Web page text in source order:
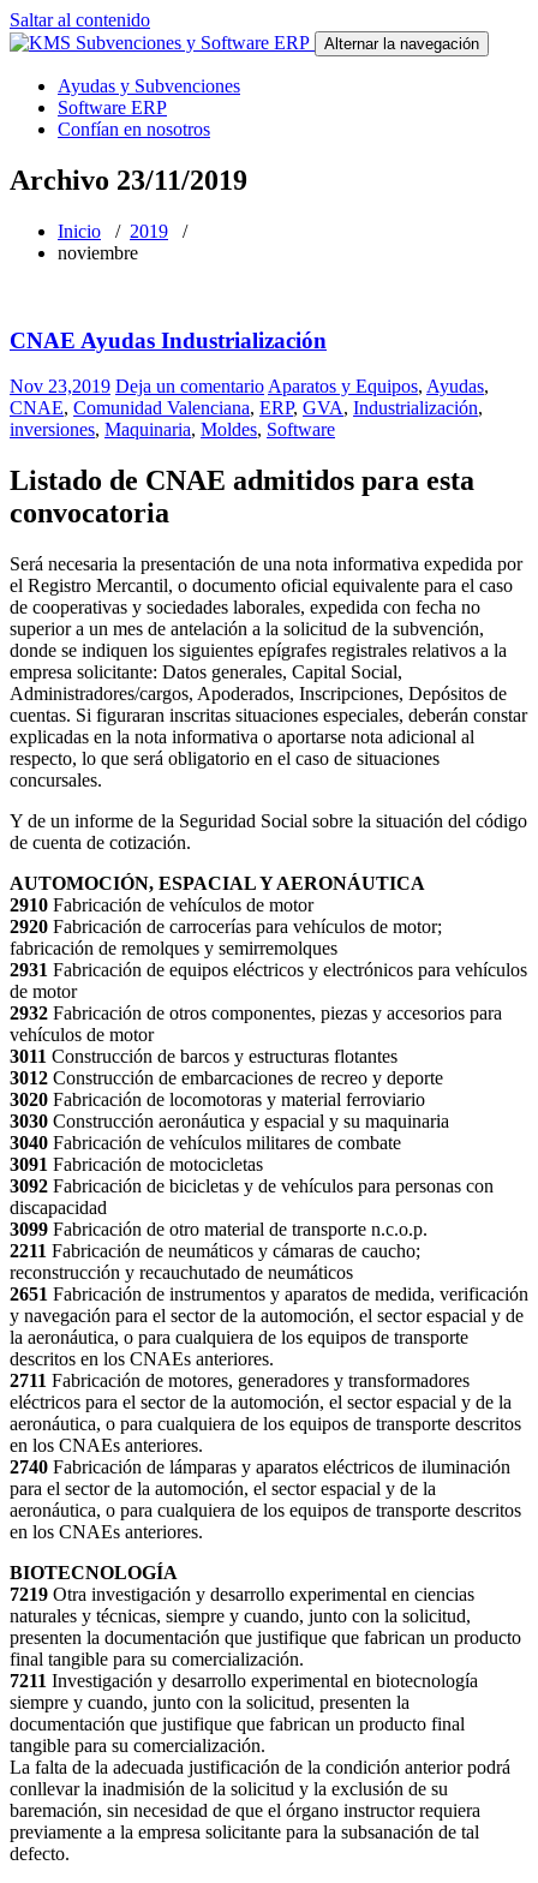
Saltar al contenido
Alternar la navegación
Ayudas y Subvenciones
Software ERP
Confían en nosotros
Archivo 23/11/2019
Inicio / 2019 /
noviembre
CNAE Ayudas Industrialización
Nov 23,2019 Deja un comentario Aparatos y Equipos, Ayudas,
CNAE, Comunidad Valenciana, ERP, GVA, Industrialización,
inversiones, Maquinaria, Moldes, Software
Listado de CNAE admitidos para esta
convocatoria
Será necesaria la presentación de una nota informativa expedida por
el Registro Mercantil, o documento oficial equivalente para el caso
de cooperativas y sociedades laborales, expedida con fecha no
superior a un mes de antelación a la solicitud de la subvención,
donde se indiquen los siguientes epígrafes registrales relativos a la
empresa solicitante: Datos generales, Capital Social,
Administradores/cargos, Apoderados, Inscripciones, Depósitos de
cuentas. Si figuraran inscritas situaciones especiales, deberán constar
explicadas en la nota informativa o aportarse nota adicional al
respecto, lo que será obligatorio en el caso de situaciones
concursales.
Y de un informe de la Seguridad Social sobre la situación del código
de cuenta de cotización.
AUTOMOCIÓN, ESPACIAL Y AERONÁUTICA
2910 Fabricación de vehículos de motor
2920 Fabricación de carrocerías para vehículos de motor;
fabricación de remolques y semirremolques
2931 Fabricación de equipos eléctricos y electrónicos para vehículos
de motor
2932 Fabricación de otros componentes, piezas y accesorios para
vehículos de motor
3011 Construcción de barcos y estructuras flotantes
3012 Construcción de embarcaciones de recreo y deporte
3020 Fabricación de locomotoras y material ferroviario
3030 Construcción aeronáutica y espacial y su maquinaria
3040 Fabricación de vehículos militares de combate
3091 Fabricación de motocicletas
3092 Fabricación de bicicletas y de vehículos para personas con
discapacidad
3099 Fabricación de otro material de transporte n.c.o.p.
2211 Fabricación de neumáticos y cámaras de caucho;
reconstrucción y recauchutado de neumáticos
2651 Fabricación de instrumentos y aparatos de medida, verificación
y navegación para el sector de la automoción, el sector espacial y de
la aeronáutica, o para cualquiera de los equipos de transporte
descritos en los CNAEs anteriores.
2711 Fabricación de motores, generadores y transformadores
eléctricos para el sector de la automoción, el sector espacial y de la
aeronáutica, o para cualquiera de los equipos de transporte descritos
en los CNAEs anteriores.
2740 Fabricación de lámparas y aparatos eléctricos de iluminación
para el sector de la automoción, el sector espacial y de la
aeronáutica, o para cualquiera de los equipos de transporte descritos
en los CNAEs anteriores.
BIOTECNOLOGÍA
7219 Otra investigación y desarrollo experimental en ciencias
naturales y técnicas, siempre y cuando, junto con la solicitud,
presenten la documentación que justifique que fabrican un producto
final tangible para su comercialización.
7211 Investigación y desarrollo experimental en biotecnología
siempre y cuando, junto con la solicitud, presenten la
documentación que justifique que fabrican un producto final
tangible para su comercialización.
La falta de la adecuada justificación de la condición anterior podrá
conllevar la inadmisión de la solicitud y la exclusión de su
baremación, sin necesidad de que el órgano instructor requiera
previamente a la empresa solicitante para la subsanación de tal
defecto.